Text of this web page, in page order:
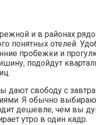
и в районах
понятных отелей.
пробежки и
подойдут
дают свободу с
Я обычно
дешевле, чем вы
утро в один кадр.